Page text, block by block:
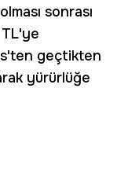
sonrası
TL'ye
geçtikten
yürürlüğe